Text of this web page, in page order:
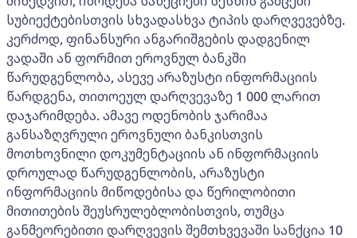
სუბიექტებისთვის სხვადასხვა ტიპის დარღვევებზე.
კერძოდ, ფინანსური ანგარიშგების დადგენილ
ვადაში ან ფორმით ეროვნულ ბანკში
წარუდგენლობა, ასევე არაზუსტი ინფორმაციის
წარდგენა, თითოეულ დარღვევაზე 1 000 ლარით
დაჯარიმდება. ამავე ოდენობის ჯარიმაა
განსაზღვრული ეროვნული ბანკისთვის
მოთხოვნილი დოკუმენტაციის ან ინფორმაციის
დროულად წარუდგენლობის, არაზუსტი
ინფორმაციის მიწოდებისა და წერილობითი
მითითების შეუსრულებლობისთვის, თუმცა
განმეორებითი დარღვევის შემთხვევაში სანქცია 10